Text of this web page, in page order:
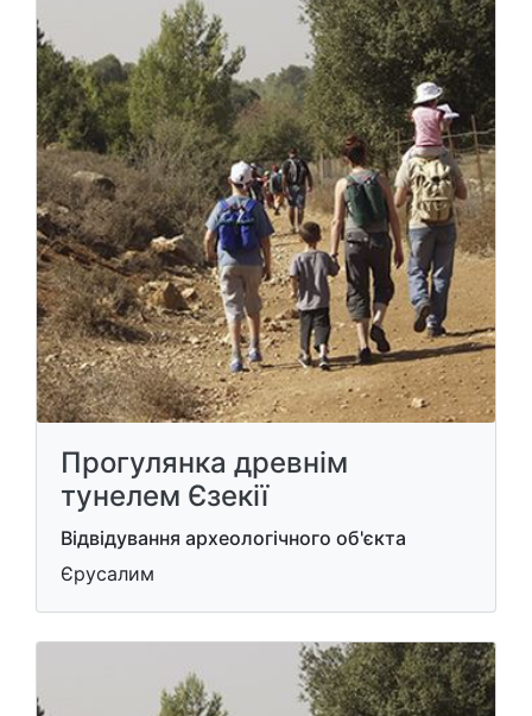
Прогулянка древнім
тунелем Єзекії
Відвідування археологічного об'єкта
Єрусалим